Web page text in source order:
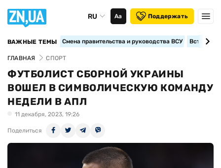
RU Аа Поддержать
ВАЖНЫЕ ТЕМЫ Смена правительства и руководства ВСУ
ГЛАВНАЯ СПОРТ
ФУТБОЛИСТ СБОРНОЙ УКРАИНЫ
ВОШЕЛ В СИМВОЛИЧЕСКУЮ КОМАНДУ
НЕДЕЛИ В АПЛ
11 декабря, 2023, 19:26
Поделиться